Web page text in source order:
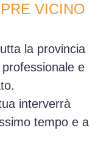
VICINO
la provincia
e
interverrà
tempo e a